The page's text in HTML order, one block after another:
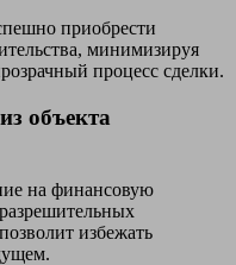
приобрести
минимизируя
процесс сделки.
объекта
на финансовую
избежать